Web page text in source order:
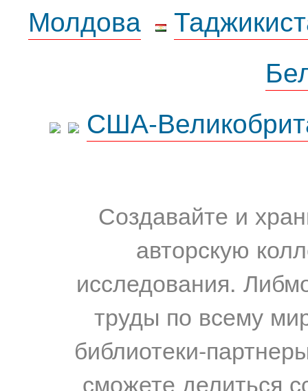
Молдова
США-
Создавайте и
авторскую
исследования.
труды по всему
библиотеки-
сможете делиться